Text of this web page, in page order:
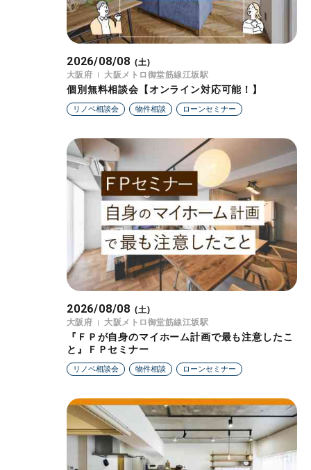
2026/08/08 (土)
大阪府
大阪メトロ御堂筋線江坂駅
個別無料相談会【オンライン対応可能！】
リノベ相談会 物件相談 ローンセミナー
2026/08/08 (土)
大阪府
大阪メトロ御堂筋線江坂駅
『ＦＰが自身のマイホーム計画で最も注意したこ
と』ＦＰセミナー
リノベ相談会 物件相談 ローンセミナー